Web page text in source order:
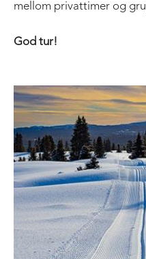
mellom privattimer og
God tur!